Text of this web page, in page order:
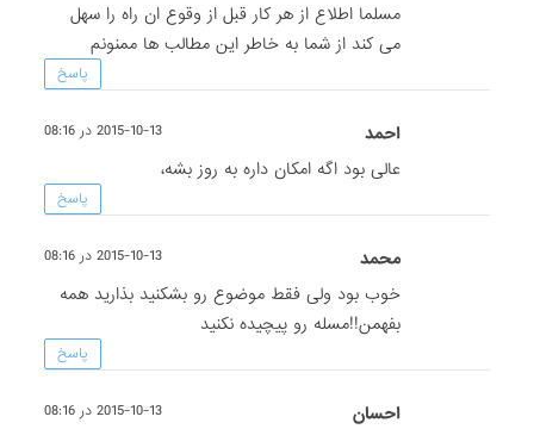
مسلما اطلاع از هر کار قبل از وقوع ان راه را سهل
می کند از شما به خاطر این مطالب ها ممنونم
پاسخ
احمد 2015-10-13 در 08:16
عالی بود اگه امکان داره به روز بشه،
پاسخ
محمد 2015-10-13 در 08:16
خوب بود ولی فقط موضوع رو بشکنید بذارید همه
بفهمن!!مسله رو پیچیده نکنید
پاسخ
احسان 2015-10-13 در 08:16